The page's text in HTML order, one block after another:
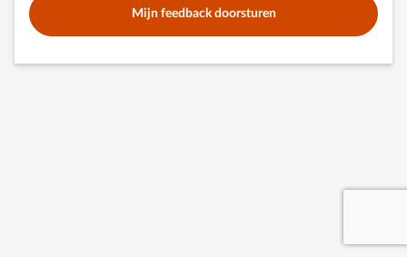
Mijn feedback doorsturen